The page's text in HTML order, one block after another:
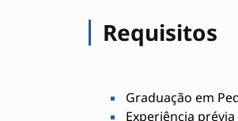
Requisitos
Graduação em
Experiência